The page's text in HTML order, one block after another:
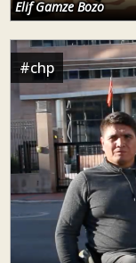
Elif Gamze Bozo
#chp